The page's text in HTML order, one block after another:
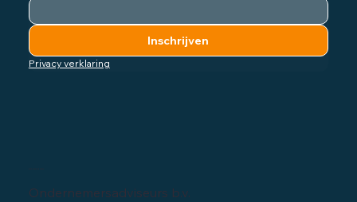
Bedrijfsgegevens
Ondernemersadviseurs b.v.
Inschrijven
Privacy verklaring